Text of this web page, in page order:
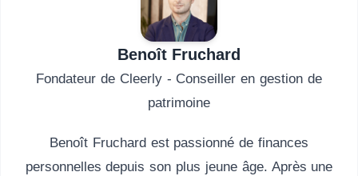
Benoît Fruchard
Fondateur de Cleerly - Conseiller en gestion de
patrimoine
Benoît Fruchard est passionné de finances
personnelles depuis son plus jeune âge. Après une